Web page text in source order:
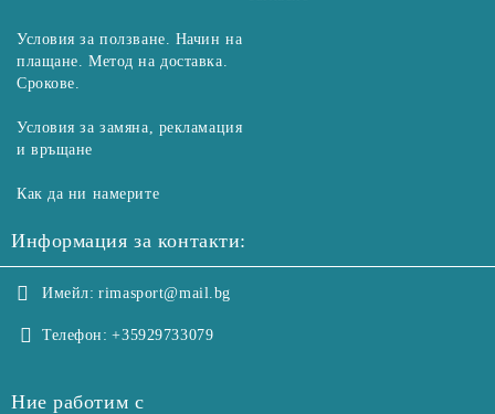
Условия за ползване. Начин на
плащане. Метод на доставка.
Срокове.
Условия за замяна, рекламация
и връщане
Как да ни намерите
Информация за контакти:
Имейл: rimasport@mail.bg
Телефон: +35929733079
Ние работим с